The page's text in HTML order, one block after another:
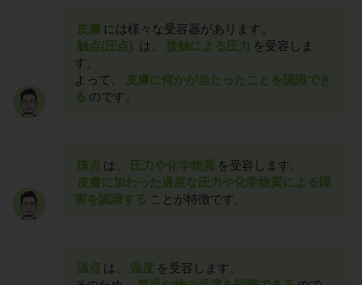
皮膚 には様々な受容器があります。
触点(圧点) は、 接触による圧力 を受容しま
す。
よって、
皮膚に何かが当たったことを認識でき
る のです。
痛点 は、 圧力や化学物質 を受容します。
皮膚に加わった過度な圧力や化学物質による障
害を認識する ことが特徴です。
温点 は、 温度 を受容します。